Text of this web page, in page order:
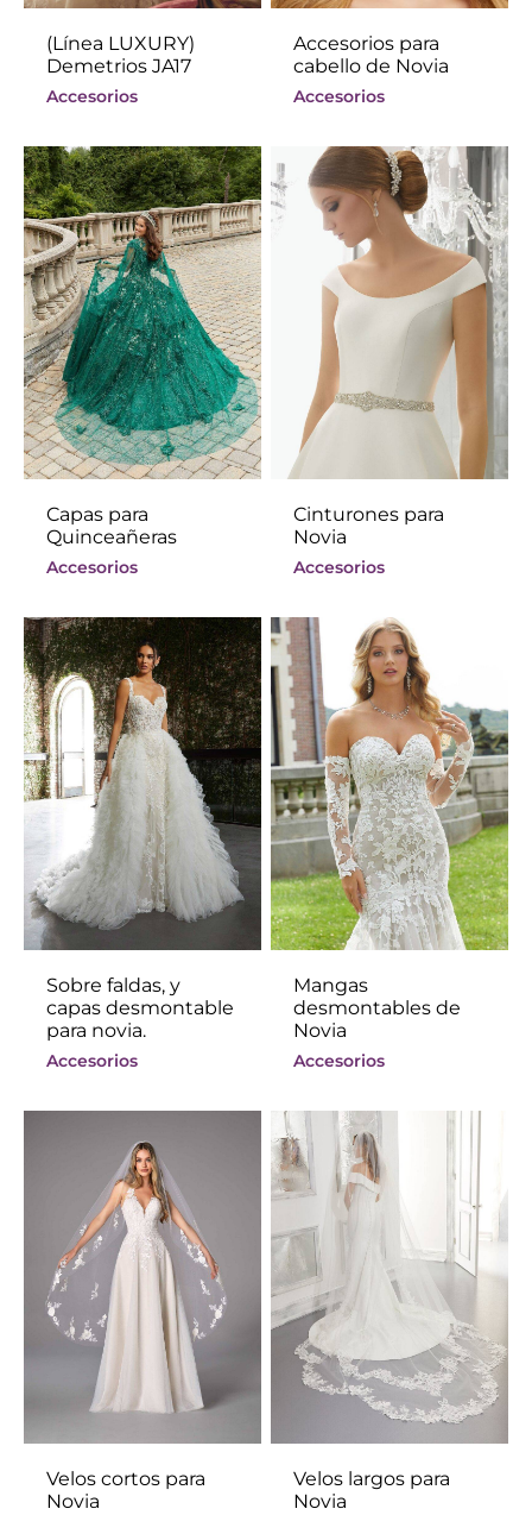
(Línea LUXURY)
Demetrios JA17
Accesorios
Accesorios para
cabello de Novia
Accesorios
Capas para
Quinceañeras
Accesorios
Cinturones para
Novia
Accesorios
Sobre faldas, y
capas desmontable
para novia.
Accesorios
Mangas
desmontables de
Novia
Accesorios
Velos cortos para
Novia
Velos largos para
Novia